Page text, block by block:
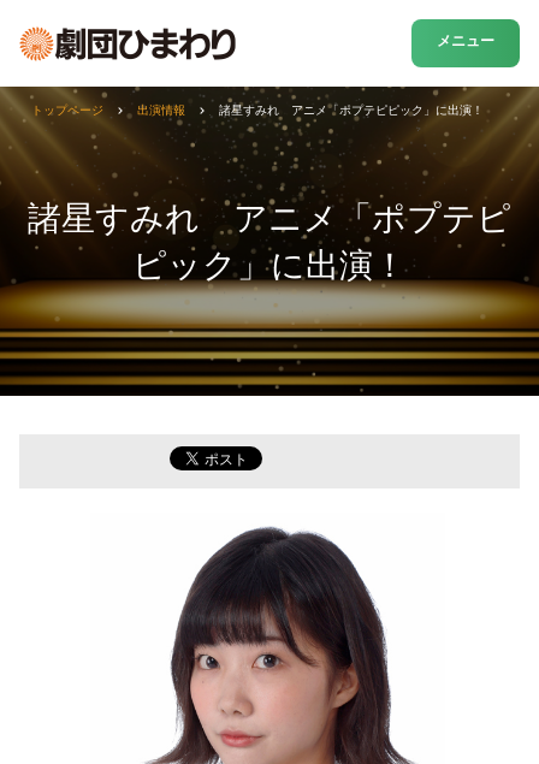
メニュー
諸星すみれ アニメ「ポプテピ
ピック」に出演！
トップページ 出演情報 諸星すみれ アニメ「ポプテピピック」に出演！